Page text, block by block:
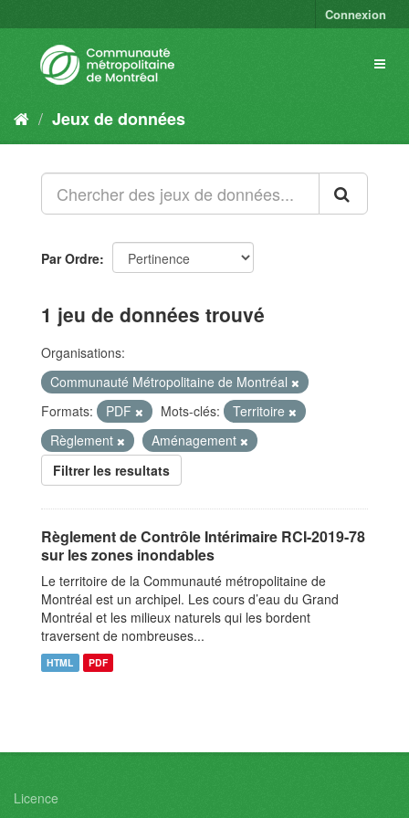
Connexion
Jeux de données
Par Ordre
1 jeu de données trouvé
Organisations:
Communauté Métropolitaine de Montréal
Formats:
PDF Mots-clés:
Territoire
Règlement
Aménagement
Filtrer les resultats
Règlement de Contrôle Intérimaire RCI-2019-78
sur les zones inondables
Le territoire de la Communauté métropolitaine de
Montréal est un archipel. Les cours d’eau du Grand
Montréal et les milieux naturels qui les bordent
traversent de nombreuses...
HTML PDF
Licence